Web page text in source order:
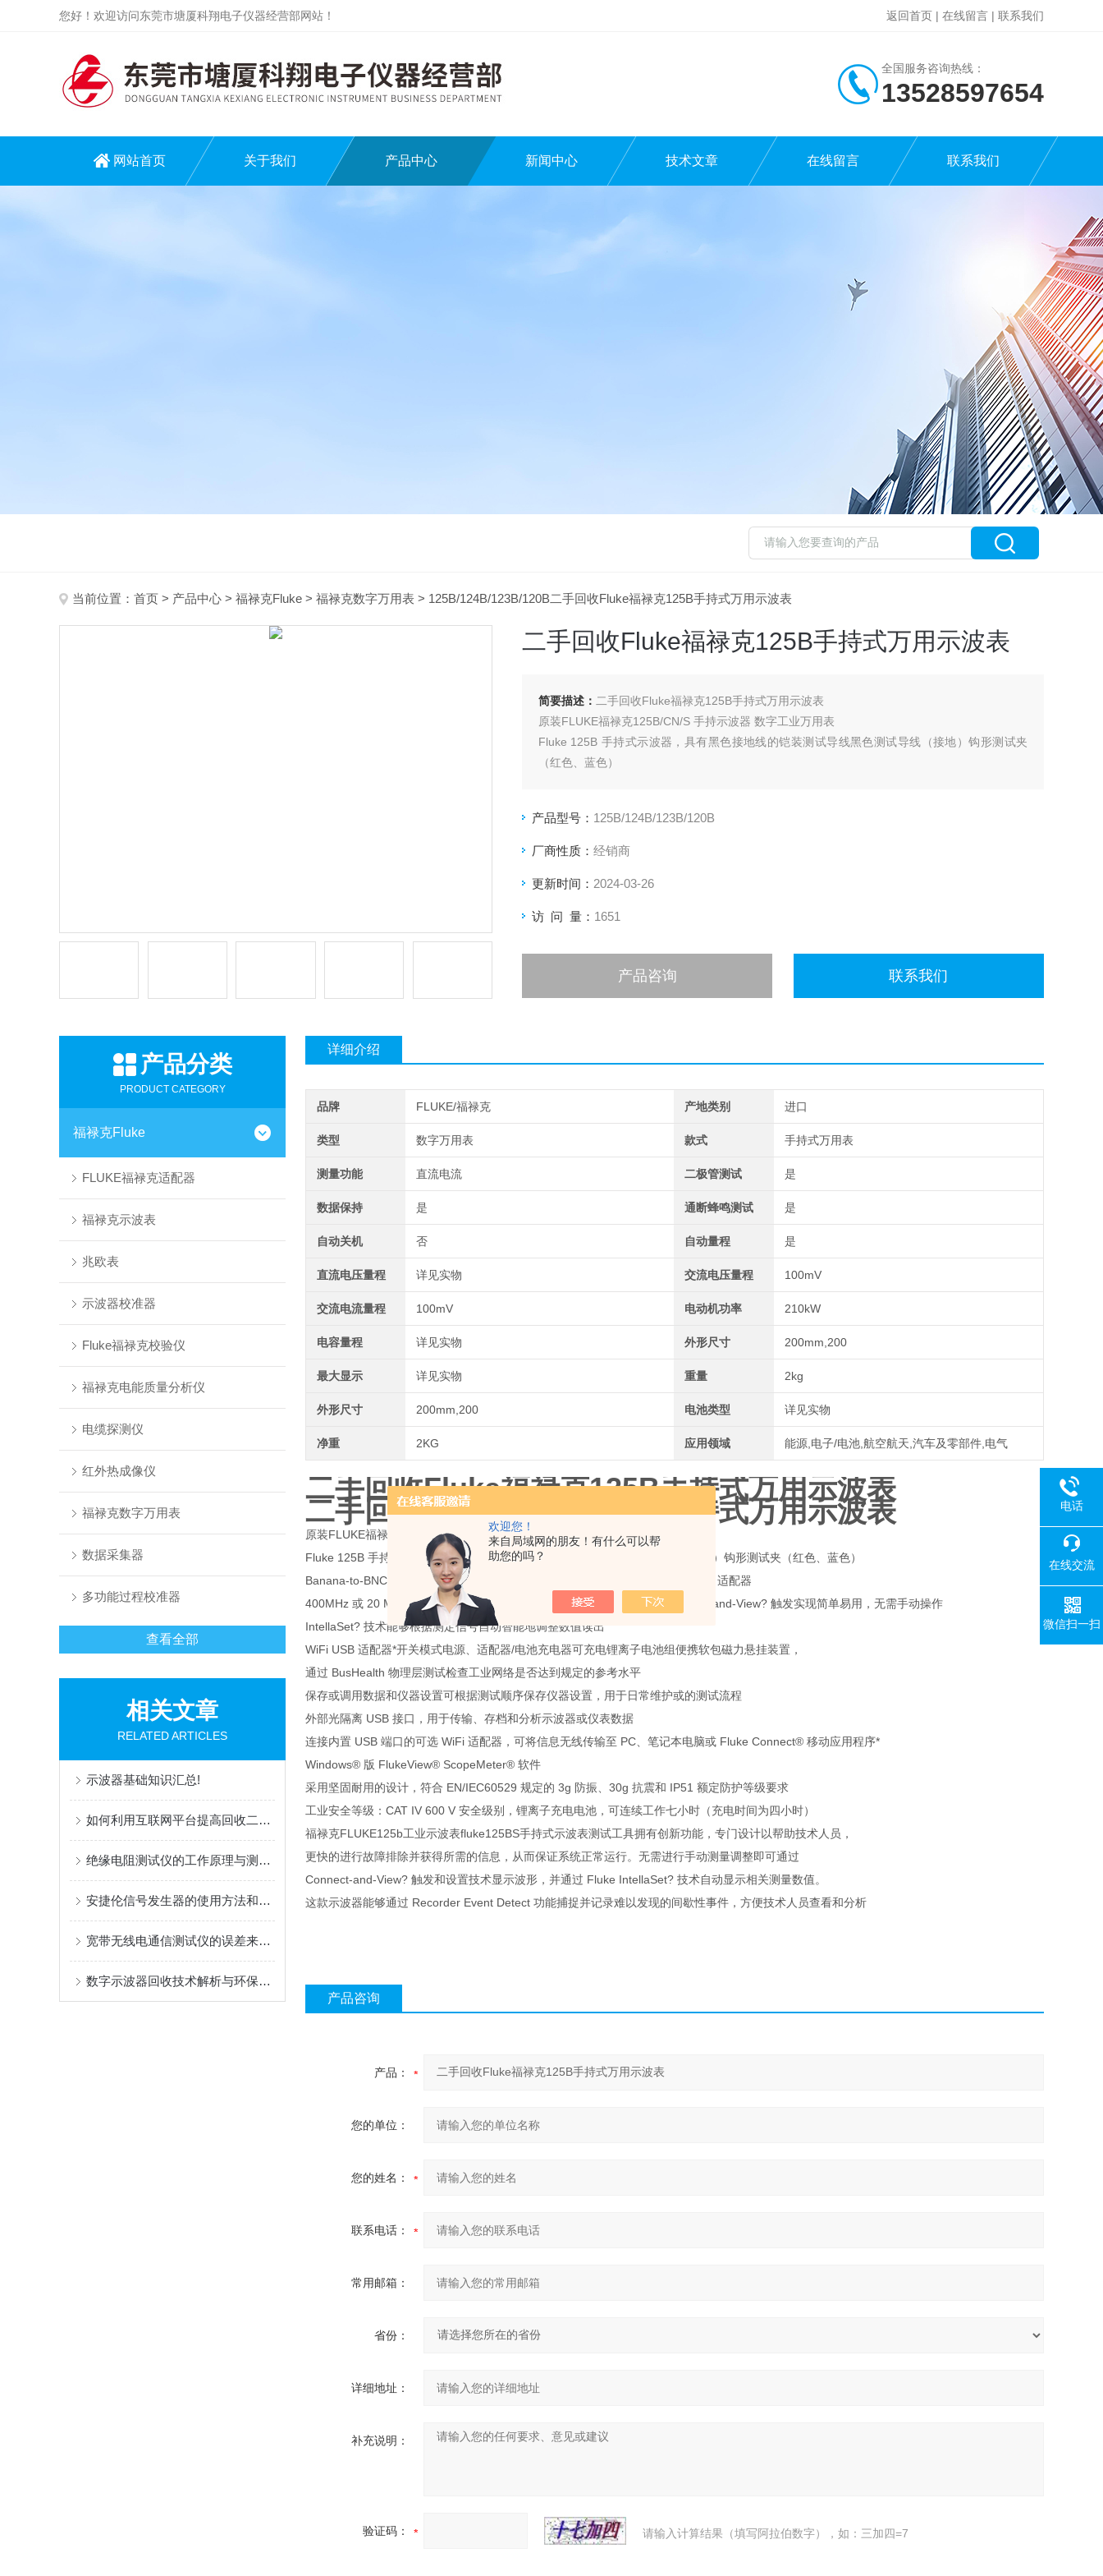
欢迎您！
来自局域网的朋友！有什么可以帮
助您的吗？
您好！欢迎访问东莞市塘厦科翔电子仪器经营部网站！ 返回首页 | 在线留言 | 联系我们
全国服务咨询热线：
13528597654
网站首页 关于我们 产品中心 新闻中心 技术文章 在线留言 联系我们
当前位置： 首页 > 产品中心 > 福禄克Fluke > 福禄克数字万用表 > 125B/124B/123B/120B二手回收Fluke福禄克125B手持式万用示波表
二手回收Fluke福禄克125B手持式万用示波表
简要描述： 二手回收Fluke福禄克125B手持式万用示波表
原装FLUKE福禄克125B/CN/S 手持示波器 数字工业万用表
Fluke 125B 手持式示波器，具有黑色接地线的铠装测试导线黑色测试导线（接地）钩形测试夹
（红色、蓝色）
产品型号： 125B/124B/123B/120B
厂商性质： 经销商
更新时间： 2024-03-26
访 问 量： 1651
产品咨询 联系我们
产品分类
PRODUCT CATEGORY
福禄克Fluke
FLUKE福禄克适配器
福禄克示波表
兆欧表
示波器校准器
Fluke福禄克校验仪
福禄克电能质量分析仪
电缆探测仪
红外热成像仪
福禄克数字万用表
数据采集器
多功能过程校准器
查看全部
相关文章
RELATED ARTICLES
示波器基础知识汇总!
如何利用互联网平台提高回收二手信号源的效率？
绝缘电阻测试仪的工作原理与测量原理
安捷伦信号发生器的使用方法和操作步骤介绍
宽带无线电通信测试仪的误差来源及校准技术
数字示波器回收技术解析与环保意义
详细介绍
品牌 FLUKE/福禄克 产地类别 进口
类型 数字万用表 款式 手持式万用表
测量功能 直流电流 二极管测试 是
数据保持 是 通断蜂鸣测试 是
自动关机 否 自动量程 是
直流电压量程 详见实物 交流电压量程 100mV
交流电流量程 100mV 电动机功率 210kW
电容量程 详见实物 外形尺寸 200mm,200
最大显示 详见实物 重量 2kg
外形尺寸 200mm,200 电池类型 详见实物
净重 2KG 应用领域 能源,电子/电池,航空航天,汽车及零部件,电气
二手回收Fluke福禄克125B手持式万用示波表
二手回收Fluke福禄克125B手持式万用示波表
原装FLUKE福禄克125B/CN/S 手持示波器 数字工业万用表
Fluke 125B 手持式示波器，具有黑色接地线的铠装测试导线黑色测试导线（接地）钩形测试夹（红色、蓝色）
Banana-to-BNC Adapter（黑色，1 个）10:1 电压探针400s 交流电流钳USB 转角适配器
400MHz 或 20 MHz 示波器频宽两个 5,000 数位的真有效值数字万用表Connect-and-View? 触发实现简单易用，无需手动操作
IntellaSet? 技术能够根据测定信号自动智能地调整数值读出
WiFi USB 适配器*开关模式电源、适配器/电池充电器可充电锂离子电池组便携软包磁力悬挂装置，
通过 BusHealth 物理层测试检查工业网络是否达到规定的参考水平
保存或调用数据和仪器设置可根据测试顺序保存仪器设置，用于日常维护或的测试流程
外部光隔离 USB 接口，用于传输、存档和分析示波器或仪表数据
连接内置 USB 端口的可选 WiFi 适配器，可将信息无线传输至 PC、笔记本电脑或 Fluke Connect® 移动应用程序*
Windows® 版 FlukeView® ScopeMeter® 软件
采用坚固耐用的设计，符合 EN/IEC60529 规定的 3g 防振、30g 抗震和 IP51 额定防护等级要求
工业安全等级：CAT IV 600 V 安全级别，锂离子充电电池，可连续工作七小时（充电时间为四小时）
福禄克FLUKE125b工业示波表fluke125BS手持式示波表测试工具拥有创新功能，专门设计以帮助技术人员，
更快的进行故障排除并获得所需的信息，从而保证系统正常运行。无需进行手动测量调整即可通过
Connect-and-View? 触发和设置技术显示波形，并通过 Fluke IntellaSet? 技术自动显示相关测量数值。
这款示波器能够通过 Recorder Event Detect 功能捕捉并记录难以发现的间歇性事件，方便技术人员查看和分析
产品咨询
产品：
您的单位：
您的姓名：
联系电话：
常用邮箱：
省份：
详细地址：
补充说明：
验证码： 请输入计算结果（填写阿拉伯数字），如：三加四=7
电话
在线交流
微信扫一扫